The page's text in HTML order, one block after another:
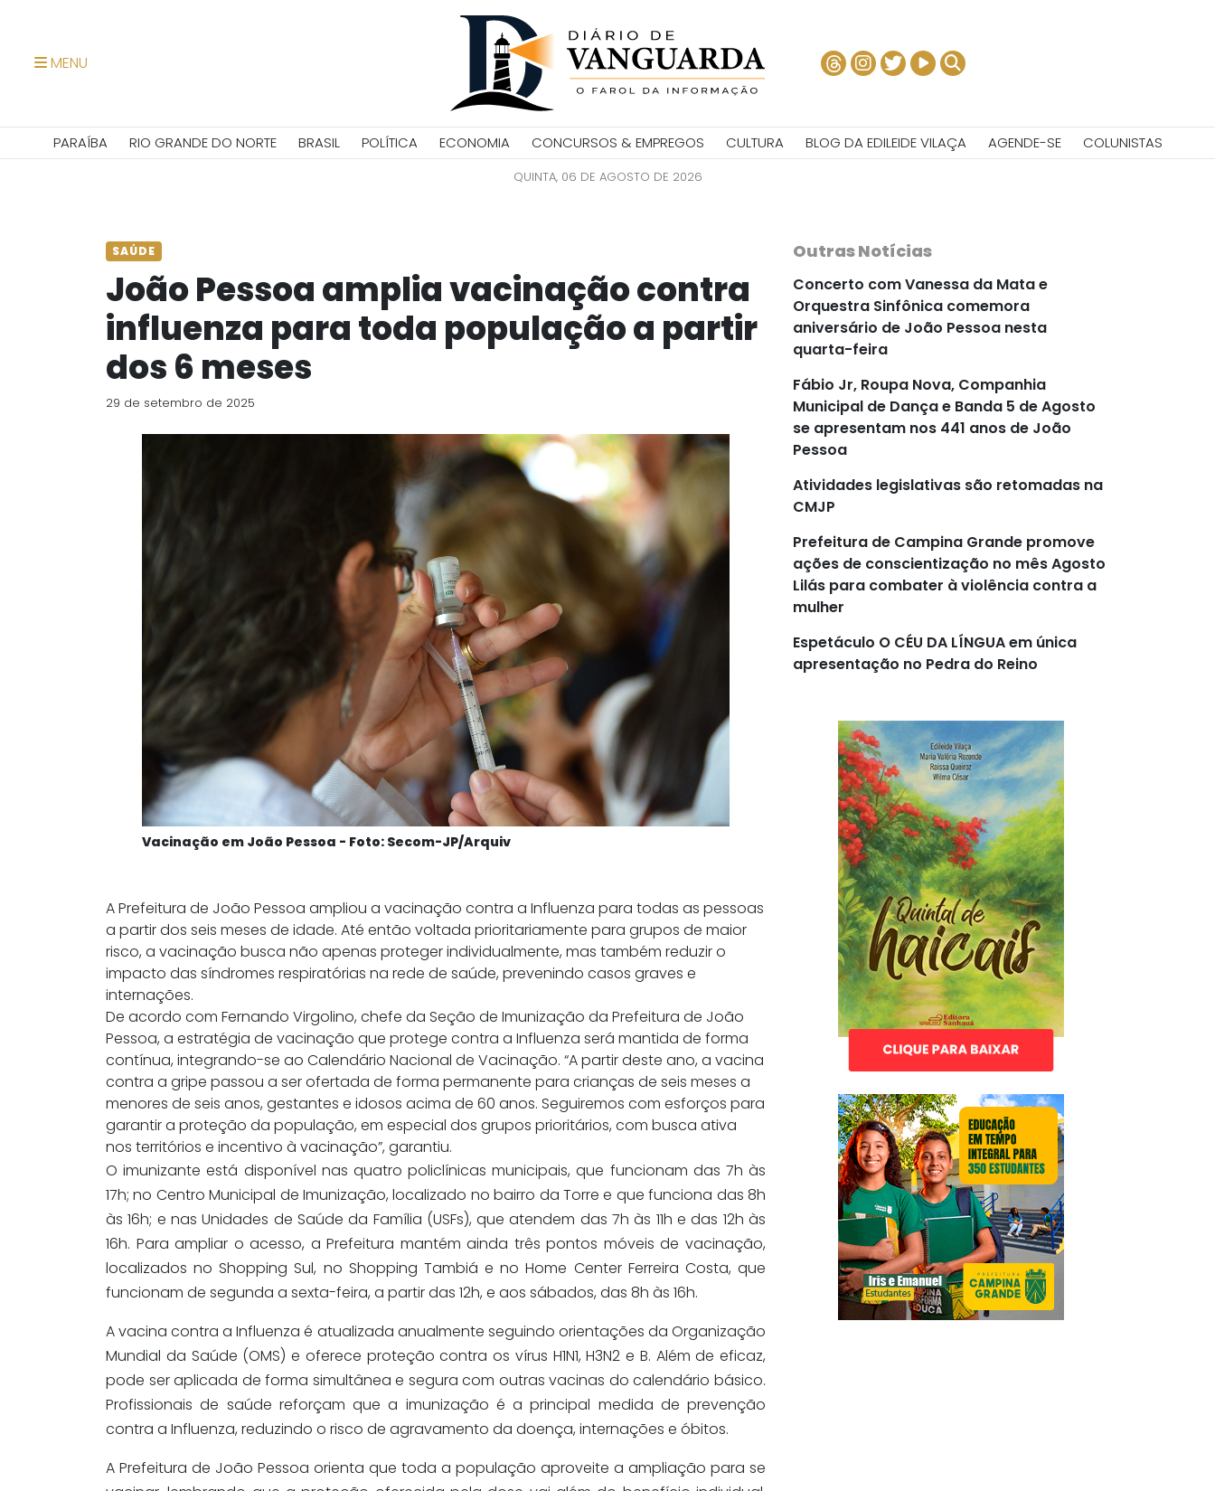
MENU
PARAÍBA RIO GRANDE DO NORTE BRASIL POLÍTICA ECONOMIA CONCURSOS & EMPREGOS CULTURA BLOG DA EDILEIDE VILAÇA AGENDE-SE COLUNISTAS
QUINTA, 06 DE AGOSTO DE 2026
SAÚDE
João Pessoa amplia vacinação contra
influenza para toda população a partir
dos 6 meses
29 de setembro de 2025
Vacinação em João Pessoa - Foto: Secom-JP/Arquiv
A Prefeitura de João Pessoa ampliou a vacinação contra a Influenza para todas as pessoas
a partir dos seis meses de idade. Até então voltada prioritariamente para grupos de maior
risco, a vacinação busca não apenas proteger individualmente, mas também reduzir o
impacto das síndromes respiratórias na rede de saúde, prevenindo casos graves e
internações.
De acordo com Fernando Virgolino, chefe da Seção de Imunização da Prefeitura de João
Pessoa, a estratégia de vacinação que protege contra a Influenza será mantida de forma
contínua, integrando-se ao Calendário Nacional de Vacinação. “A partir deste ano, a vacina
contra a gripe passou a ser ofertada de forma permanente para crianças de seis meses a
menores de seis anos, gestantes e idosos acima de 60 anos. Seguiremos com esforços para
garantir a proteção da população, em especial dos grupos prioritários, com busca ativa
nos territórios e incentivo à vacinação”, garantiu.
O imunizante está disponível nas quatro policlínicas municipais, que funcionam das 7h às
17h; no Centro Municipal de Imunização, localizado no bairro da Torre e que funciona das 8h
às 16h; e nas Unidades de Saúde da Família (USFs), que atendem das 7h às 11h e das 12h às
16h. Para ampliar o acesso, a Prefeitura mantém ainda três pontos móveis de vacinação,
localizados no Shopping Sul, no Shopping Tambiá e no Home Center Ferreira Costa, que
funcionam de segunda a sexta-feira, a partir das 12h, e aos sábados, das 8h às 16h.
A vacina contra a Influenza é atualizada anualmente seguindo orientações da Organização
Mundial da Saúde (OMS) e oferece proteção contra os vírus H1N1, H3N2 e B. Além de eficaz,
pode ser aplicada de forma simultânea e segura com outras vacinas do calendário básico.
Profissionais de saúde reforçam que a imunização é a principal medida de prevenção
contra a Influenza, reduzindo o risco de agravamento da doença, internações e óbitos.
A Prefeitura de João Pessoa orienta que toda a população aproveite a ampliação para se
Outras Notícias
Concerto com Vanessa da Mata e
Orquestra Sinfônica comemora
aniversário de João Pessoa nesta
quarta-feira
Fábio Jr, Roupa Nova, Companhia
Municipal de Dança e Banda 5 de Agosto
se apresentam nos 441 anos de João
Pessoa
Atividades legislativas são retomadas na
CMJP
Prefeitura de Campina Grande promove
ações de conscientização no mês Agosto
Lilás para combater à violência contra a
mulher
Espetáculo O CÉU DA LÍNGUA em única
apresentação no Pedra do Reino